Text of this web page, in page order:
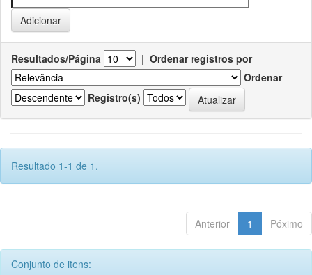
Resultados/Página | Ordenar registros por
Ordenar
Registro(s)
Resultado 1-1 de 1.
Anterior 1 Póximo
Conjunto de itens: